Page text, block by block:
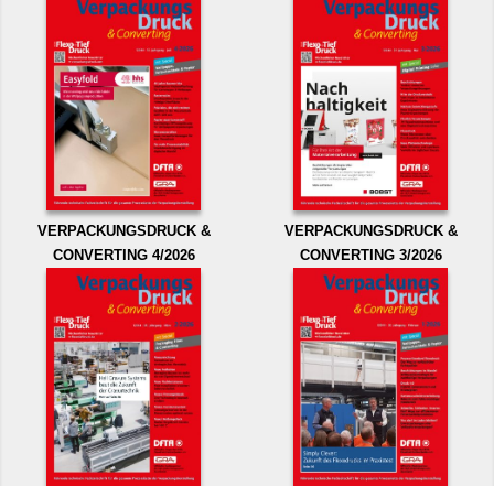
VERPACKUNGSDRUCK &
CONVERTING 4/2026
VERPACKUNGSDRUCK &
CONVERTING 3/2026